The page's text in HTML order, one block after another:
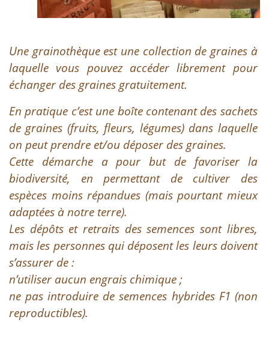
Une grainothèque est une collection de graines à
laquelle vous pouvez accéder librement pour
échanger des graines gratuitement.
En pratique c’est une boîte contenant des sachets
de graines (fruits, fleurs, légumes) dans laquelle
on peut prendre et/ou déposer des graines.
Cette démarche a pour but de favoriser la
biodiversité, en permettant de cultiver des
espèces moins répandues (mais pourtant mieux
adaptées à notre terre).
Les dépôts et retraits des semences sont libres,
mais les personnes qui déposent les leurs doivent
s’assurer de :
n’utiliser aucun engrais chimique ;
ne pas introduire de semences hybrides F1 (non
reproductibles).